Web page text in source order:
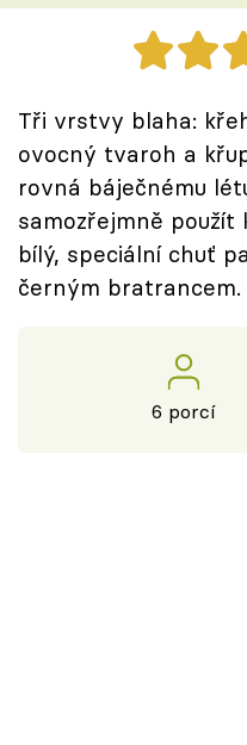
Speciál: Cuketa
Těhotnej kuchař
Sledujte prima+
Přihlášení
Sledujte nás
Tři vrstvy blaha:
ovocný tvaroh a
rovná báječnému
samozřejmně
bílý, speciální chuť
černým bratrancem.
6 porcí